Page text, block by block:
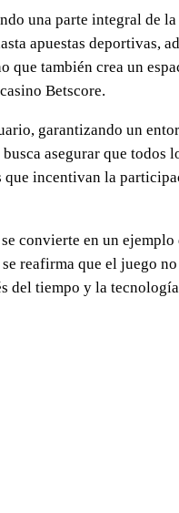
una parte integral de
apuestas deportivas,
que también crea un
Betscore.
garantizando un
asegurar que todos
incentivan la
convierte en un ejemplo
reafirma que el juego
del tiempo y la